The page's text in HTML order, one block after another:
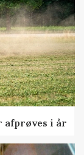
afprøves i år